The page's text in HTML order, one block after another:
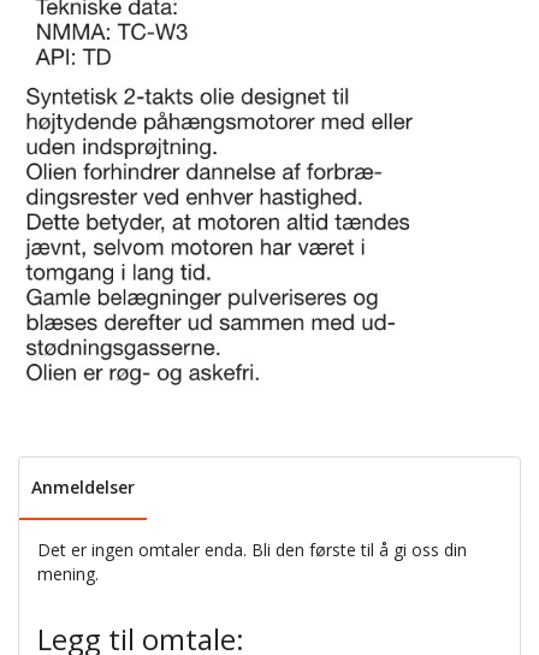
Anmeldelser
Det er ingen omtaler enda. Bli den første til å gi oss din
mening.
Legg til omtale: